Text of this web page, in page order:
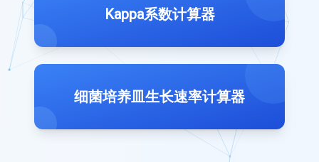
Kappa系数计算器
细菌培养皿生长速率计算器